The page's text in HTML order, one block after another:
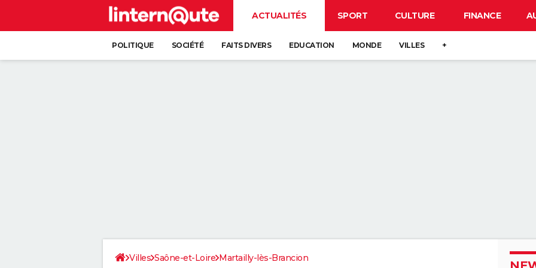
ACTUALITÉS SPORT CULTURE FINANCE
POLITIQUE SOCIÉTÉ FAITS DIVERS EDUCATION MONDE VILLES +
Villes Saône-et-Loire Martailly-lès-Brancion